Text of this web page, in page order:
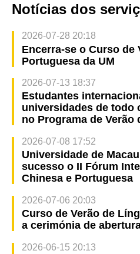
Notícias dos
2026-07-28 20:18
Encerra-se o Curso de
Portuguesa da UM
2026-07-13 18:37
Estudantes
universidades de todo
no Programa de Verão
2026-07-08 17:52
Universidade de
sucesso o II Fórum
Chinesa e Portuguesa
2026-07-06 20:03
Curso de Verão de
a cerimónia de
2026-06-15 20:13